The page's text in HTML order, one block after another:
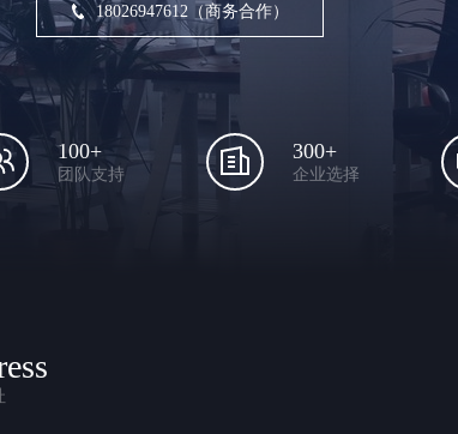
18026947612（商务合作）
100+
团队支持
300+
企业选择